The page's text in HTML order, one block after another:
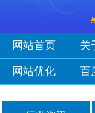
网站首页 关
网站优化 百